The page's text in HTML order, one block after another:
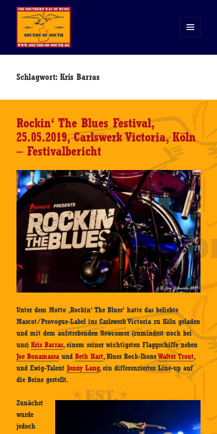
WIDGETS
Schlagwort:Kris Barras
Rockin‘ The Blues Festival,
25.05.2019, Carlswerk Victoria, Köln
– Festivalbericht
Unter dem Motto ‚Rockin‘ The Blues‘ hatte das beliebte
Mascot/Provogue-Label ins Carlswerk Victoria zu Köln geladen
und mit dem aufstrebenden Newcomer (zumindest noch bei
uns)Kris Barras, einem seiner wichtigsten Flaggschiffe neben
Joe Bonamassa undBeth Hart, Blues Rock-IkoneWalter Trout,
und Ewig-TalentJonny Lang, ein differenziertes Line-up auf
die Beine gestellt.
Zunächst
wurde
jedoch